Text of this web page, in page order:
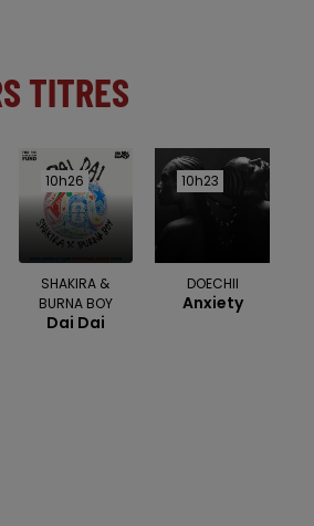
TITRES
10h26
10h26
SHAKIRA &
BURNA BOY
Dai Dai
10h23
10h23
DOECHII
Anxiety